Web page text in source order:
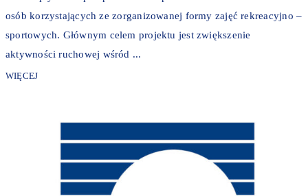
osób korzystających ze zorganizowanej formy zajęć rekreacyjno –
sportowych. Głównym celem projektu jest zwiększenie
aktywności ruchowej wśród ...
WIĘCEJ